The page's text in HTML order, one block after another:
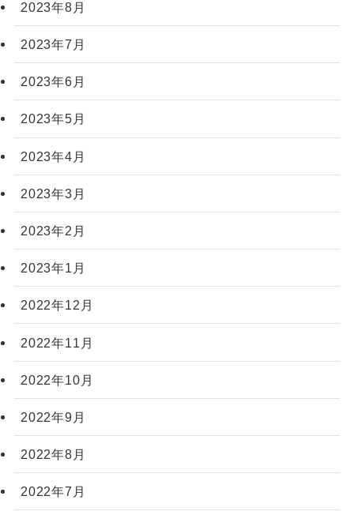
2023年8月
2023年7月
2023年6月
2023年5月
2023年4月
2023年3月
2023年2月
2023年1月
2022年12月
2022年11月
2022年10月
2022年9月
2022年8月
2022年7月